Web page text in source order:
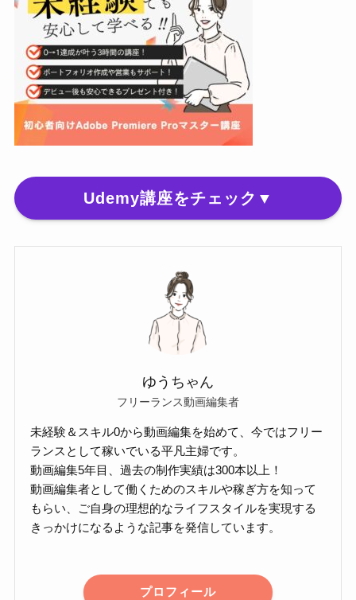
Udemy講座をチェック▼
ゆうちゃん
フリーランス動画編集者
未経験＆スキル0から動画編集を始めて、今ではフリー
ランスとして稼いでいる平凡主婦です。
動画編集5年目、過去の制作実績は300本以上！
動画編集者として働くためのスキルや稼ぎ方を知って
もらい、ご自身の理想的なライフスタイルを実現する
きっかけになるような記事を発信しています。
プロフィール